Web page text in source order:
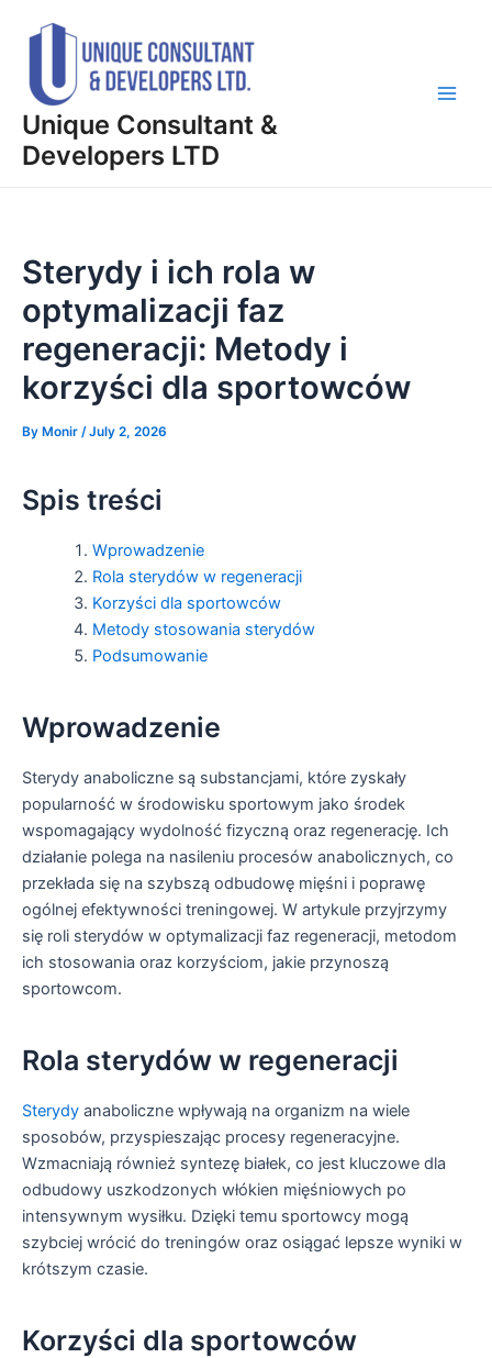
Unique Consultant &
Developers LTD
Sterydy i ich rola w
optymalizacji faz
regeneracji: Metody i
korzyści dla sportowców
By Monir /July 2, 2026
Spis treści
Wprowadzenie
Rola sterydów w regeneracji
Korzyści dla sportowców
Metody stosowania sterydów
Podsumowanie
Wprowadzenie
Sterydy anaboliczne są substancjami, które zyskały
popularność w środowisku sportowym jako środek
wspomagający wydolność fizyczną oraz regenerację. Ich
działanie polega na nasileniu procesów anabolicznych, co
przekłada się na szybszą odbudowę mięśni i poprawę
ogólnej efektywności treningowej. W artykule przyjrzymy
się roli sterydów w optymalizacji faz regeneracji, metodom
ich stosowania oraz korzyściom, jakie przynoszą
sportowcom.
Rola sterydów w regeneracji
Sterydy anaboliczne wpływają na organizm na wiele
sposobów, przyspieszając procesy regeneracyjne.
Wzmacniają również syntezę białek, co jest kluczowe dla
odbudowy uszkodzonych włókien mięśniowych po
intensywnym wysiłku. Dzięki temu sportowcy mogą
szybciej wrócić do treningów oraz osiągać lepsze wyniki w
krótszym czasie.
Korzyści dla sportowców
navigation